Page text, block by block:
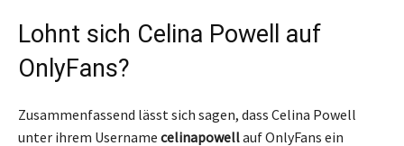
Lohnt sich Celina Powell auf
OnlyFans?
Zusammenfassend lässt sich sagen, dass Celina Powell
unter ihrem Username celinapowellauf OnlyFans ein